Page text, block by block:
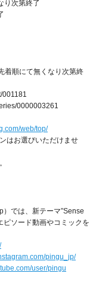
り次第終了
着順にて無くなり次第終
001181
0000003261
web/top/
はお選びいただけませ
）では、新テーマ”Sense
ピソード動画やコミックを
pingu_jp/
user/pingu